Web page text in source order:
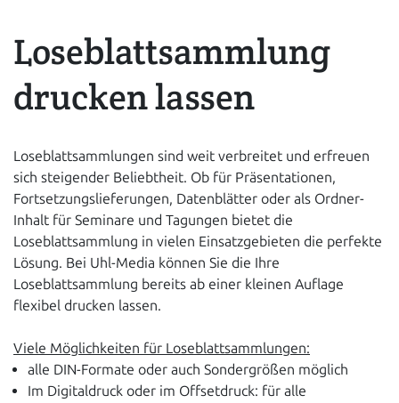
Loseblattsammlung
drucken lassen
Loseblattsammlungen sind weit verbreitet und erfreuen
sich steigender Beliebtheit. Ob für Präsentationen,
Fortsetzungslieferungen, Datenblätter oder als Ordner-
Inhalt für Seminare und Tagungen bietet die
Loseblattsammlung in vielen Einsatzgebieten die perfekte
Lösung. Bei Uhl-Media können Sie die Ihre
Loseblattsammlung bereits ab einer kleinen Auflage
flexibel drucken lassen.
Viele Möglichkeiten für Loseblattsammlungen:
alle DIN-Formate oder auch Sondergrößen möglich
Im Digitaldruck oder im Offsetdruck: für alle